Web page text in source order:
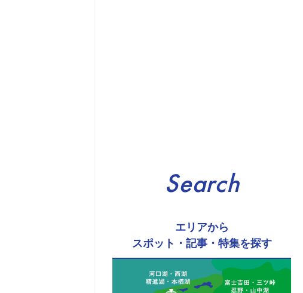
Search
エリアから
スポット・記事・特集を探す